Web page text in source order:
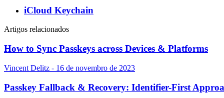
iCloud Keychain
Artigos relacionados
How to Sync Passkeys across Devices & Platforms
Vincent Delitz - 16 de novembro de 2023
Passkey Fallback & Recovery: Identifier-First